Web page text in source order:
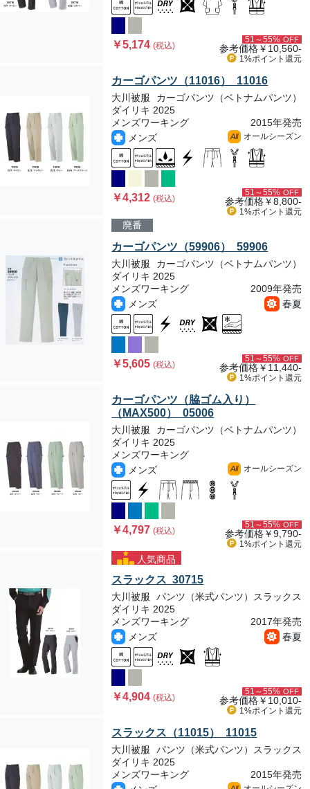
￥5,174(税込)
51～55% OFF
参考価格￥10,560-
1%ポイント 還元
カーゴパンツ（11016） 11016
大川被服
カーゴパンツ（ベトナムパンツ）
ダイリキ 2025
メンズワーキング
2015年発売
メンズ
All オールシーズン
￥4,312(税込)
51～55% OFF
参考価格￥8,800-
1%ポイント 還元
廃番
カーゴパンツ（59906） 59906
大川被服
カーゴパンツ（ベトナムパンツ）
ダイリキ 2025
メンズワーキング
2009年発売
メンズ
春夏
￥5,605(税込)
51～55% OFF
参考価格￥11,440-
1%ポイント 還元
カーゴパンツ（脇ゴム入り）
（MAX500） 05006
大川被服
カーゴパンツ（ベトナムパンツ）
ダイリキ 2025
メンズワーキング
メンズ
All オールシーズン
￥4,797(税込)
51～55% OFF
参考価格￥9,790-
1%ポイント 還元
人気商品
スラックス 30715
大川被服
パンツ（米式パンツ）スラックス
ダイリキ 2025
メンズワーキング
2017年発売
メンズ
春夏
￥4,904(税込)
51～55% OFF
参考価格￥10,010-
1%ポイント 還元
スラックス（11015） 11015
大川被服
パンツ（米式パンツ）スラックス
ダイリキ 2025
メンズワーキング
2015年発売